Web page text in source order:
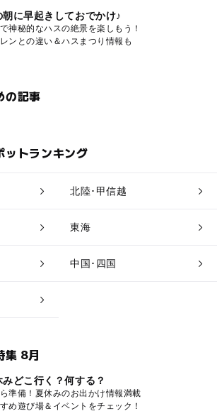
朝に早起きしておでかけ♪
神秘的なハスの絶景を楽しもう！
ンとの違い＆ハスまつり情報も
の記事
ットランキング
北陸･甲信越
東海
中国･四国
集 8月
みどこ行く？何する？
準備！夏休みのお出かけ情報満載
め遊び場＆イベントをチェック！